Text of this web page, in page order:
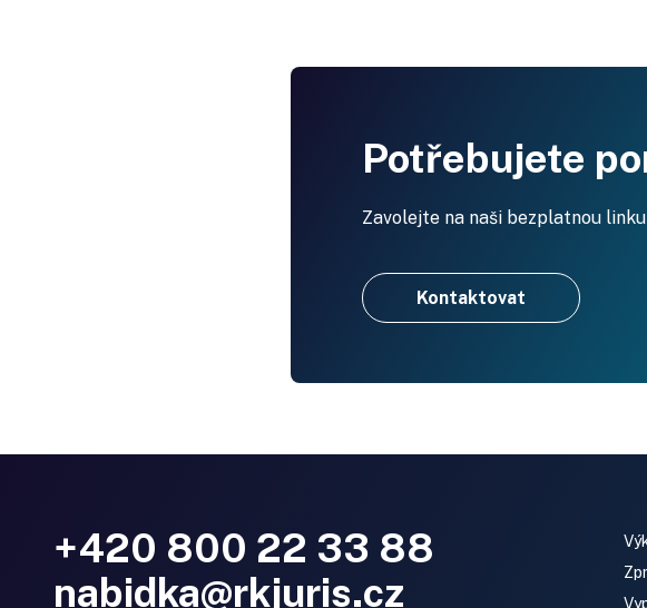
Potřebujete
Zavolejte na naši bezplatnou
Kontaktovat
+420 800 22 33 88
nabidka@rkjuris.cz